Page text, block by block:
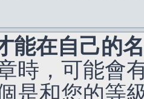
能在自己的
時，可能會
是和您的等